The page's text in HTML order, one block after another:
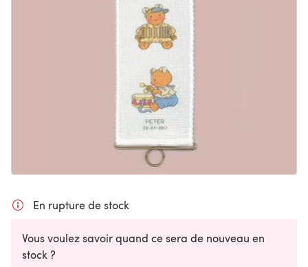
En rupture de stock
Vous voulez savoir quand ce sera de nouveau en
stock ?